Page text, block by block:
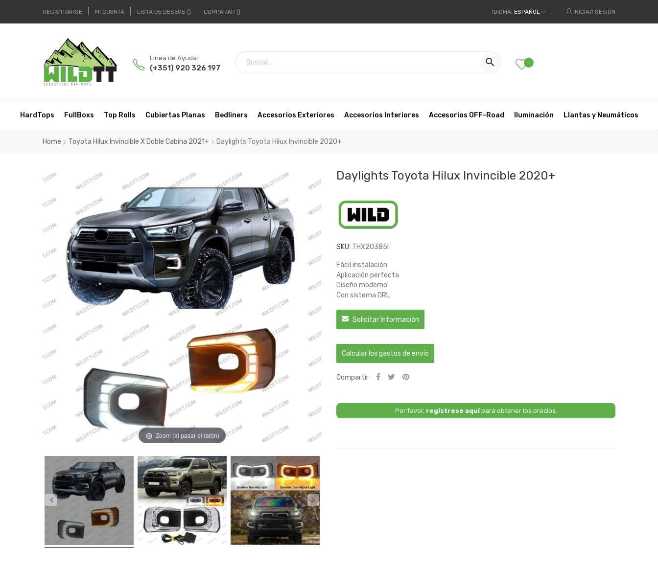
REGISTRARSE MI CUENTA LISTA DE DESEOS COMPARAR IDIOMA: ESPAÑOL INICIAR SESIÓN
Línea de Ayuda:
(+351) 920 326 197

HardTops FullBoxs Top Rolls Cubiertas Planas Bedliners Accesorios Exteriores Accesorios Interiores Accesorios OFF-Road Iluminación Llantas y Neumáticos
Home Toyota Hilux Invincible X Doble Cabina 2021+ Daylights Toyota Hilux Invincible 2020+
Zoom (al pasar el ratón)
Daylights Toyota Hilux Invincible 2020+
SKU: THX20385I
Fácil instalación
Aplicación perfecta
Diseño moderno
Con sistema DRL
Solicitar Información
Calcular los gastos de envío
Compartir
Por favor, regístrese aquípara obtener los precios.